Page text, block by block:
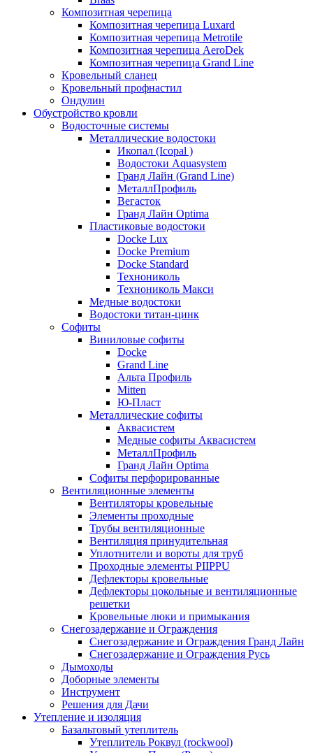
Композитная черепица
Композитная черепица Luxard
Композитная черепица Metrotile
Композитная черепица AeroDek
Композитная черепица Grand Line
Кровельный сланец
Кровельный профнастил
Ондулин
Обустройство кровли
Водосточные системы
Металлические водостоки
Икопал (Icopal )
Водостоки Aquasystem
Гранд Лайн (Grand Line)
МеталлПрофиль
Вегасток
Гранд Лайн Optima
Пластиковые водостоки
Docke Lux
Docke Premium
Docke Standard
Технониколь
Технониколь Макси
Медные водостоки
Водостоки титан-цинк
Софиты
Виниловые софиты
Docke
Grand Line
Альта Профиль
Mitten
Ю-Пласт
Металлические софиты
Аквасистем
Медные софиты Аквасистем
МеталлПрофиль
Гранд Лайн Optima
Софиты перфорированные
Вентиляционные элементы
Вентиляторы кровельные
Элементы проходные
Трубы вентиляционные
Вентиляция принудительная
Уплотнители и вороты для труб
Проходные элементы PIIPPU
Дефлекторы кровельные
Дефлекторы цокольные и вентиляционные
решетки
Кровельные люки и примыкания
Снегозадержание и Ограждения
Снегозадержание и Ограждения Гранд Лайн
Снегозадержание и Ограждения Русь
Дымоходы
Доборные элементы
Инструмент
Решения для Дачи
Утепление и изоляция
Базальтовый утеплитель
Утеплитель Роквул (rockwool)